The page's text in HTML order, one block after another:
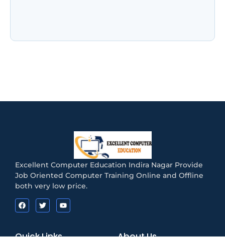
Excellent Computer Education Indira Nagar Provide
Job Oriented Computer Training Online and Offline
both very low price.
Quick Links About Us